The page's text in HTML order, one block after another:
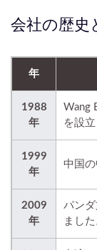
会社の歴史
年
1988
年
Wang
を設立
1999
年
中国の
2009
年
パン
ました